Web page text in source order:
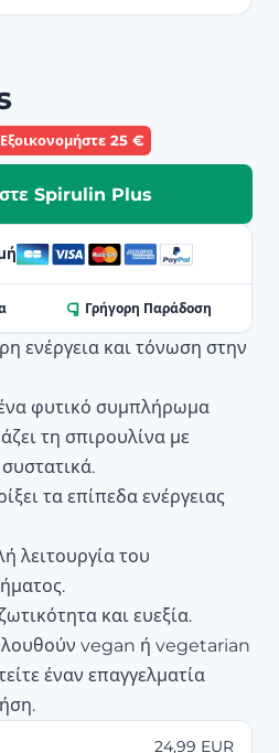
Εξοικονομήστε 25 €
Spirulin Plus
Γρήγορη Παράδοση
ενέργεια και τόνωση στην
φυτικό συμπλήρωμα
τη σπιρουλίνα με
τα επίπεδα ενέργειας
λειτουργία του
και ευεξία.
vegan ή vegetarian
έναν επαγγελματία
24,99 EUR